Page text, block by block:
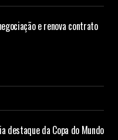
e renova contrato
destaque da Copa do Mundo